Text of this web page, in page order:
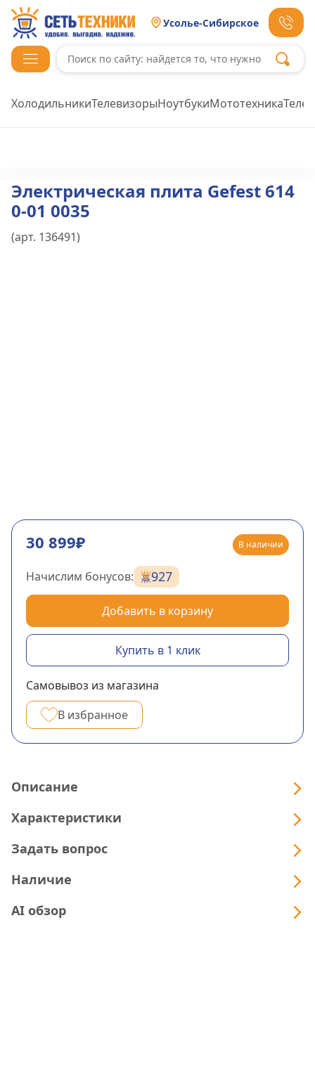
Усолье-Сибирское
ХолодильникиТелевизорыНоутбукиМототехника
Электрическая плита Gefest 614
0-01 0035
(арт. 136491)
30 899₽ В наличии
Начислим бонусов: 927
Добавить в корзину
Купить в 1 клик
Самовывоз из магазина
В избранное
Описание
Характеристики
Задать вопрос
Наличие
AI обзор